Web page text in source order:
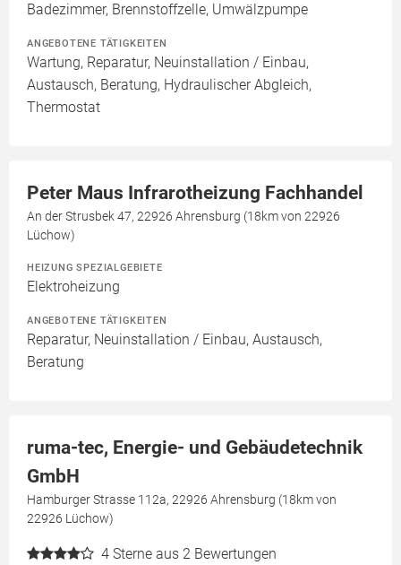
Badezimmer, Brennstoffzelle, Umwälzpumpe
ANGEBOTENE TÄTIGKEITEN
Wartung, Reparatur, Neuinstallation / Einbau,
Austausch, Beratung, Hydraulischer Abgleich,
Thermostat
Peter Maus Infrarotheizung Fachhandel
An der Strusbek 47, 22926 Ahrensburg (18km von 22926
Lüchow)
HEIZUNG SPEZIALGEBIETE
Elektroheizung
ANGEBOTENE TÄTIGKEITEN
Reparatur, Neuinstallation / Einbau, Austausch,
Beratung
ruma-tec, Energie- und Gebäudetechnik
GmbH
Hamburger Strasse 112a, 22926 Ahrensburg (18km von
22926 Lüchow)
4 Sterne aus 2 Bewertungen